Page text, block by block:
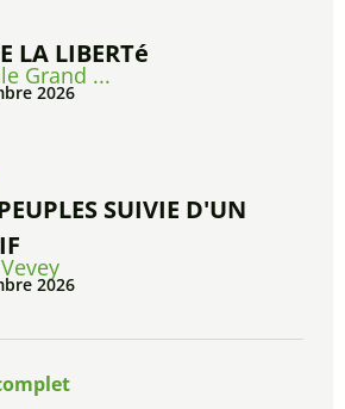
LA LIBERTé
Grand ...
2026
SUIVIE D'UN
2026